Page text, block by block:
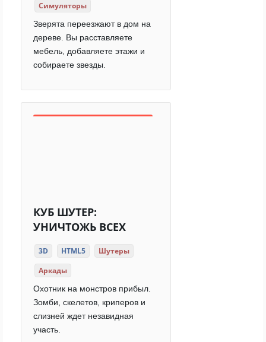
Симуляторы
Зверята переезжают в дом на
дереве. Вы расставляете
мебель, добавляете этажи и
собираете звезды.
КУБ ШУТЕР:
УНИЧТОЖЬ ВСЕХ
3D HTML5
Шутеры
Аркады
Охотник на монстров прибыл.
Зомби, скелетов, криперов и
слизней ждет незавидная
участь.